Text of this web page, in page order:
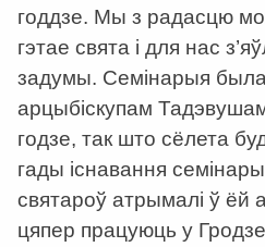
годдзе. Мы з радасцю
гэтае свята і для нас
задумы. Семінарыя
арцыбіскупам
годзе, так што сёлета
гады існавання
святароў атрымалі ў ёй
цяпер працуюць у